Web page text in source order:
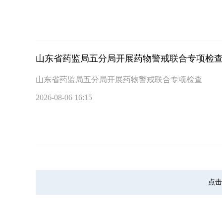
山东省药监局五分局开展药物警戒联合专项检查
山东省药监局五分局开展药物警戒联合专项检查
2026-08-06 16:15
点